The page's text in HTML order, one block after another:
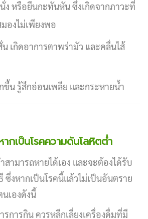
ง หรือยืนกะทันหัน ซึ่งเกิดจากภาวะที่
มองไม่เพียงพอ
น เกิดอาการตาพร่ามัว และคลื่นไส้
ขึ้น รู้สึกอ่อนเพลีย และกระหายน้ำ
กเป็นโรคความดันโลหิตต่ำ
ามารถหายได้เอง และจะต้องได้รับ
ซึ่งหากเป็นโรคนี้แล้วไม่เป็นอันตราย
เองดังนี้
รการกิน ควรหลีกเลี่ยงเครื่องดื่มที่มี